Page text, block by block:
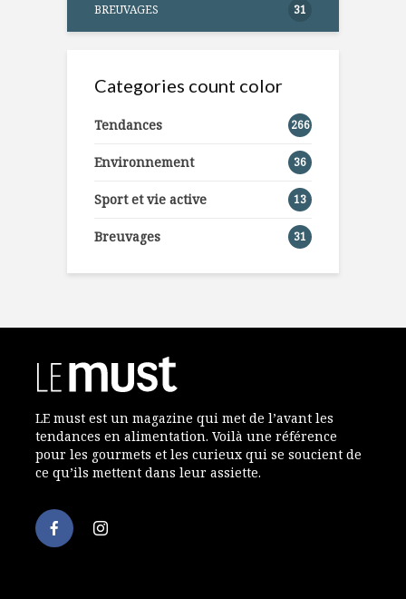
BREUVAGES 31
Categories count color
Tendances 266
Environnement 36
Sport et vie active 13
Breuvages 31
LE must est un magazine qui met de l’avant les
tendances en alimentation. Voilà une référence
pour les gourmets et les curieux qui se soucient de
ce qu’ils mettent dans leur assiette.